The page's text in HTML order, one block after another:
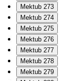
Mektub 273
Mektub 274
Mektub 275
Mektub 276
Mektub 277
Mektub 278
Mektub 279